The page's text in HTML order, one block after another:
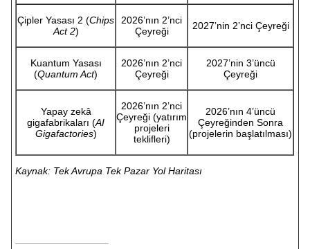
Çipler Yasası 2 (Chips
Act 2)
2026’nın 2’nci
Çeyreği
2027’nin 2’nci Çeyreği
Kuantum Yasası
(Quantum Act)
2026’nın 2’nci
Çeyreği
2027’nin 3’üncü
Çeyreği
Yapay zekâ
gigafabrikaları (AI
Gigafactories)
2026’nın 2’nci
Çeyreği (yatırım
projeleri
teklifleri)
2026’nın 4’üncü
Çeyreğinden Sonra
(projelerin başlatılması)
Kaynak: Tek Avrupa Tek Pazar Yol Haritası